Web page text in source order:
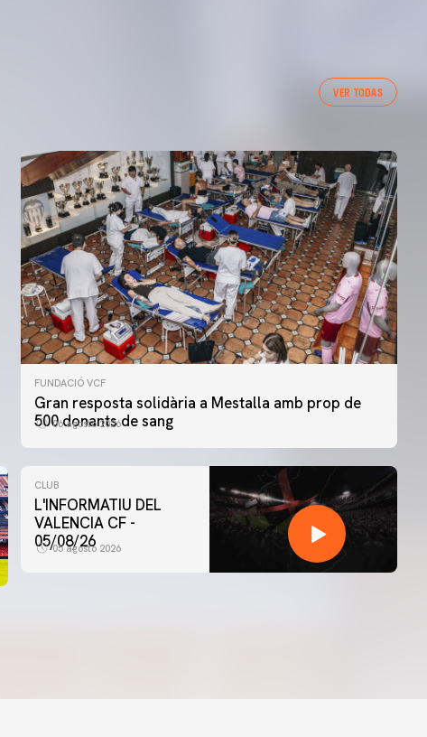
VER TODAS
FUNDACIÓ VCF
Gran resposta solidària a Mestalla amb prop de
500 donants de sang
06 agosto 2026
CLUB
L'INFORMATIU DEL
VALENCIA CF -
05/08/26
05 agosto 2026